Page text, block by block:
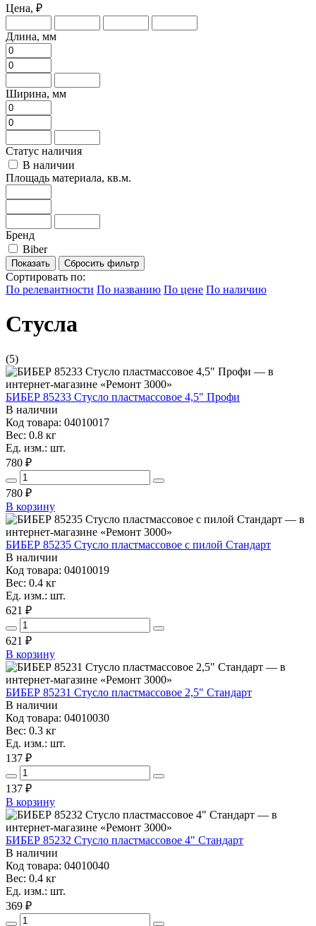
Цена, ₽
Длина, мм
Ширина, мм
Статус наличия
В наличии
Площадь материала, кв.м.
Бренд
Biber
Сбросить фильтр
Сортировать по:
По релевантности По названию По цене По наличию
Стусла
(5)
БИБЕР 85233 Стусло пластмассовое 4,5" Профи
В наличии
Код товара: 04010017
Вес: 0.8 кг
Ед. изм.: шт.
780 ₽
780 ₽
В корзину
БИБЕР 85235 Стусло пластмассовое с пилой Стандарт
В наличии
Код товара: 04010019
Вес: 0.4 кг
Ед. изм.: шт.
621 ₽
621 ₽
В корзину
БИБЕР 85231 Стусло пластмассовое 2,5" Стандарт
В наличии
Код товара: 04010030
Вес: 0.3 кг
Ед. изм.: шт.
137 ₽
137 ₽
В корзину
БИБЕР 85232 Стусло пластмассовое 4" Стандарт
В наличии
Код товара: 04010040
Вес: 0.4 кг
Ед. изм.: шт.
369 ₽